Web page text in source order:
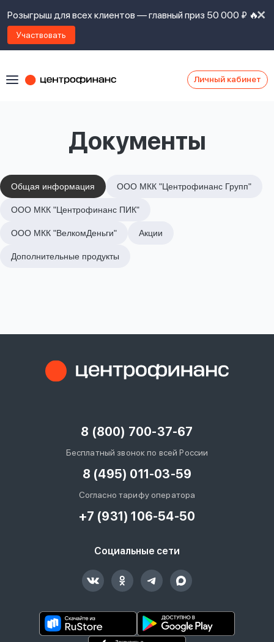
Розыгрыш для всех клиентов — главный приз 50 000 ₽ 🔥
Участвовать
Личный кабинет
Документы
Общая информация ООО МКК "Центрофинанс Групп"
ООО МКК "Центрофинанс ПИК"
ООО МКК "ВелкомДеньги" Акции
Дополнительные продукты
8 (800) 700-37-67
Бесплатный звонок по всей России
8 (495) 011-03-59
Согласно тарифу оператора
+7 (931) 106-54-50
Социальные сети
Войти под другим номером
ознакомлен
предоставления
займов,
политикой
сайта,
согласие
обработку